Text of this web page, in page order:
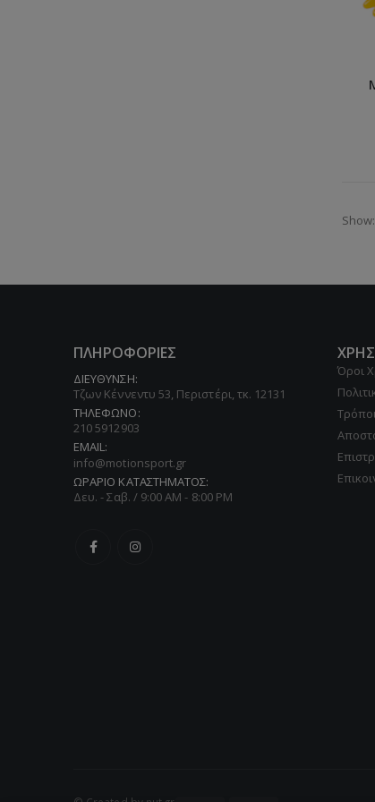
Show:
ΠΛΗΡΟΦΟΡΙΕΣ
ΔΙΕΥΘΥΝΣΗ:
Τζων Κέννεντυ 53, Περιστέρι, τκ. 12131
ΤΗΛΕΦΩΝΟ:
210 5912903
EMAIL:
info@motionsport.gr
ΩΡΑΡΙΟ ΚΑΤΑΣΤΗΜΑΤΟΣ:
Δευ. - Σαβ. / 9:00 AM - 8:00 PM
Όροι